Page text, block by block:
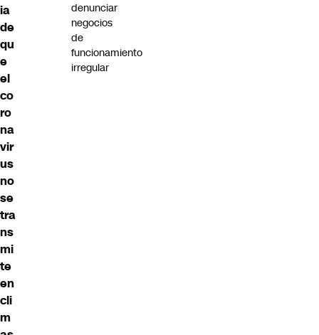
ia
de
qu
e
el
co
ro
na
vir
us
no
se
tra
ns
mi
te
en
cli
m
denunciar
negocios
de
funcionamiento
irregular